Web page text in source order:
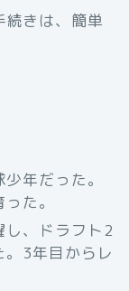
続きは、簡単
年だった。
た。
し、ドラフト2
3年目からレ